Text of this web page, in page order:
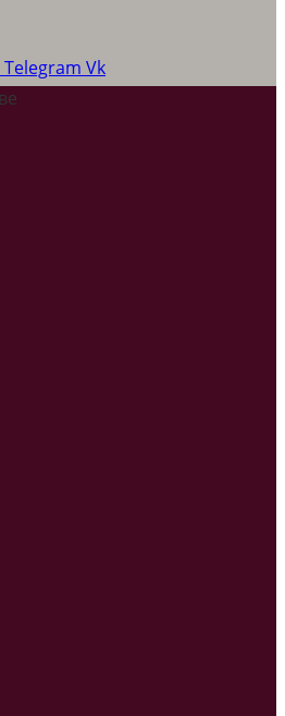
Telegram Vk